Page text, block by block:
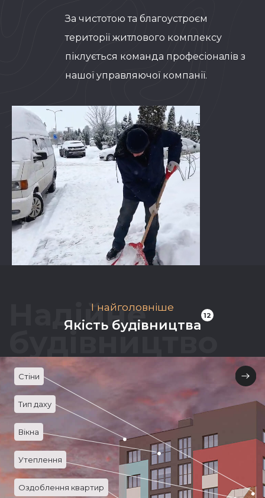
За чистотою та благоустроєм
території житлового комплексу
піклується команда професіоналів з
нашої управляючої компанії.
Надійне
будівництво
I найголовніше
Якість будівництва
12
Стіни
Тип даху
Вікна
Утеплення
Оздоблення квартир